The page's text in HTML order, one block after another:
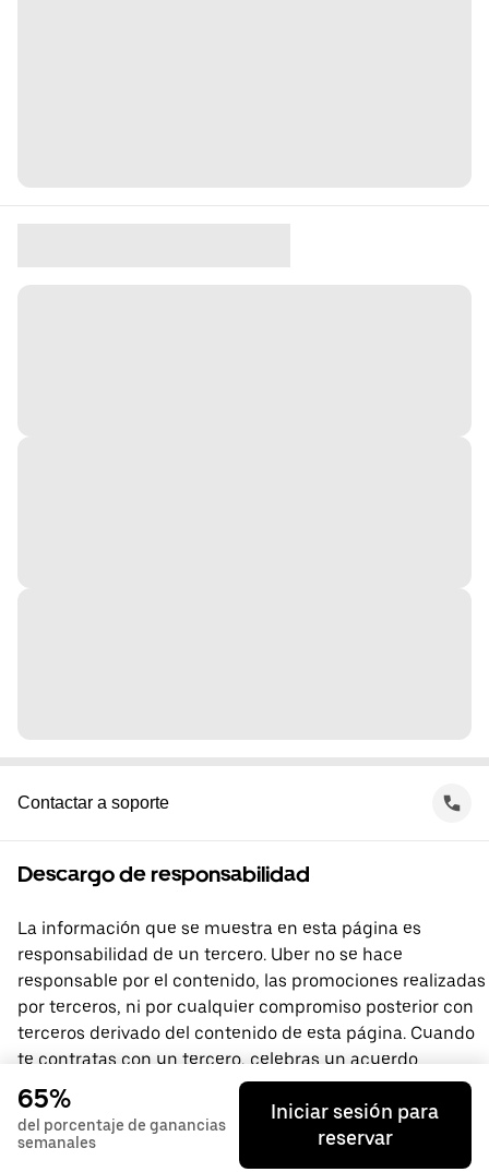
Contactar a soporte
Descargo de responsabilidad
La información que se muestra en esta página es
responsabilidad de un tercero. Uber no se hace
responsable por el contenido, las promociones realizadas
por terceros, ni por cualquier compromiso posterior con
terceros derivado del contenido de esta página. Cuando
te contratas con un tercero, celebras un acuerdo
directamente con él, del que Uber no forma parte. Si
tienes preguntas, comunícate directamente con el
tercero.
65%
del porcentaje de ganancias
semanales
Iniciar sesión para
reservar